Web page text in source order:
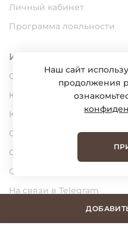
Личный кабинет
Программа лояльности
Информация
О нас
Карьера
Контакты
Статьи
Сертификаты
Обратная связь
На связи в Telegram
Наш сайт
продолжения